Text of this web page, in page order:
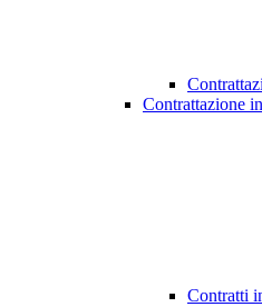
Contrattazione
Contratti